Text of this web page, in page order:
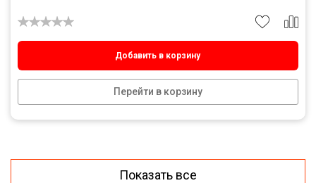
Добавить в корзину
Перейти в корзину
Показать все